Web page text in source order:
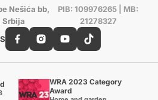
Nešića bb,
Srbija
PIB: 109976265 | MB:
21278327
WRA 2023 Category
Award